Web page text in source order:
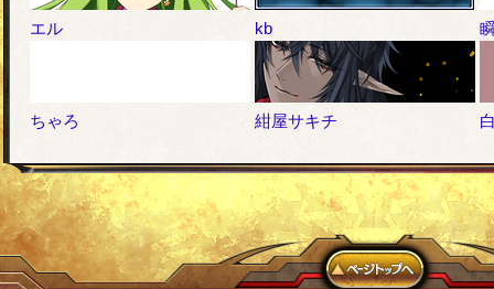
エル kb
ちゃろ 紺屋サキチ